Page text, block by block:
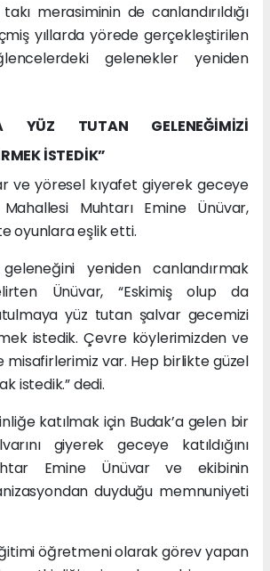
merasiminin de canlandırıldığı
yıllarda yörede gerçekleştirilen
gelenekler yeniden
YÜZ TUTAN GELENEĞİMİZİ
İSTEDİK”
ve yöresel kıyafet giyerek geceye
Muhtarı Emine Ünüvar,
oyunlara eşlik etti.
yeniden canlandırmak
Ünüvar, “Eskimiş olup da
yüz tutan şalvar gecemizi
istedik. Çevre köylerimizden ve
misafirlerimiz var. Hep birlikte güzel
istedik.” dedi.
katılmak için Budak’a gelen bir
giyerek geceye katıldığını
Emine Ünüvar ve ekibinin
duyduğu memnuniyeti
öğretmeni olarak görev yapan